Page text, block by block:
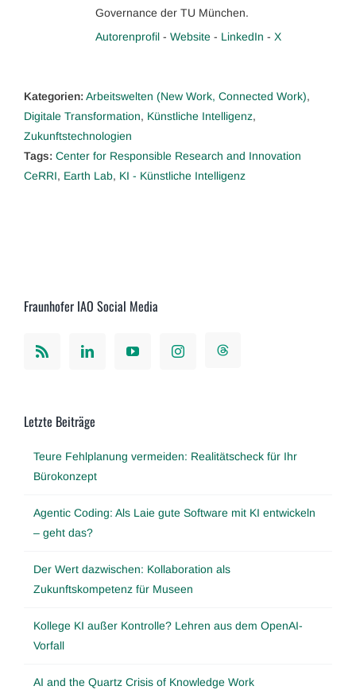
Governance der TU München.
Autorenprofil - Website - LinkedIn - X
Kategorien: Arbeitswelten (New Work, Connected Work),
Digitale Transformation, Künstliche Intelligenz,
Zukunftstechnologien
Tags: Center for Responsible Research and Innovation
CeRRI, Earth Lab, KI - Künstliche Intelligenz
Fraunhofer IAO Social Media
Letzte Beiträge
Teure Fehlplanung vermeiden: Realitätscheck für Ihr
Bürokonzept
Agentic Coding: Als Laie gute Software mit KI entwickeln
– geht das?
Der Wert dazwischen: Kollaboration als
Zukunftskompetenz für Museen
Kollege KI außer Kontrolle? Lehren aus dem OpenAI-
Vorfall
AI and the Quartz Crisis of Knowledge Work